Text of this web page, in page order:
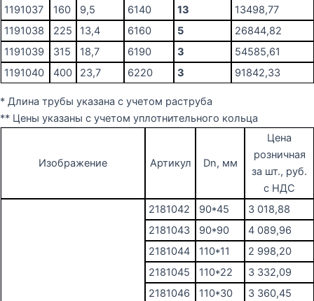
1191037
160 9,5 6140 13
13498,77
1191038
225 13,4 6160 5
26844,82
1191039
315 18,7 6190 3
54585,61
1191040
400 23,7 6220 3 91842,33
* Длина трубы указана с учетом раструба
** Цены указаны с учетом уплотнительного кольца
Изображение Артикул Dn, мм
Цена
розничная
за шт., руб.
с НДС
2181042 90*45
3 018,88
2181043
90*90
4 089,96
2181044
110*11
2 998,20
2181045
110*22
3 332,09
2181046
110*30
3 360,45